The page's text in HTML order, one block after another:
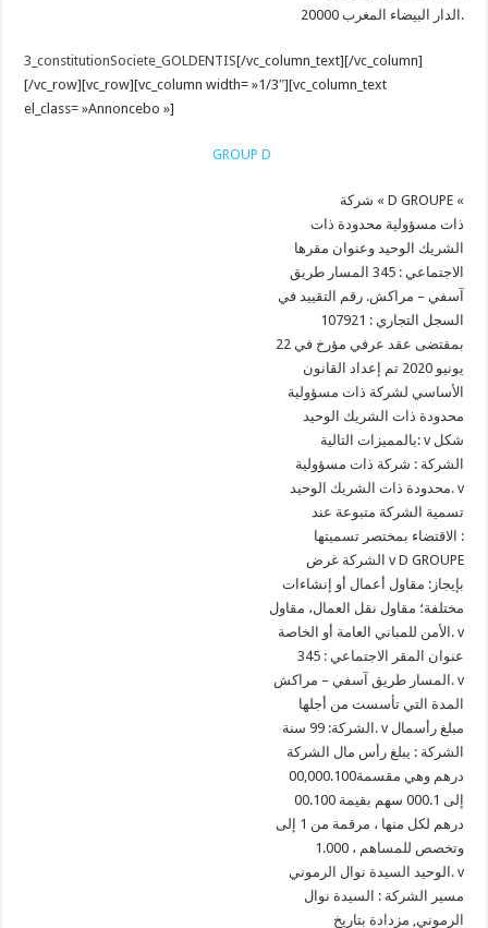
20000 الدار البيضاء المغرب.
3_constitutionSociete_GOLDENTIS[/vc_column_text][/vc_column]
[/vc_row][vc_row][vc_column width= »1/3″][vc_column_text
el_class= »Annoncebo »]
GROUP D
شركة « D GROUPE «
ذات مسؤولية محدودة ذات
الشريك الوحيد وعنوان مقرها
الاجتماعي : 345 المسار طريق
آسفي – مراكش. رقم التقييد في
السجل التجاري : 107921
بمقتضى عقد عرفي مؤرخ في 22
يونيو 2020 تم إعداد القانون
الأساسي لشركة ذات مسؤولية
محدودة ذات الشريك الوحيد
بالمميزات التالية: v شكل
الشركة : شركة ذات مسؤولية
محدودة ذات الشريك الوحيد. v
تسمية الشركة متبوعة عند
الاقتضاء بمختصر تسميتها :
الشركة غرض v D GROUPE
بإيجاز: مقاول أعمال أو إنشاءات
مختلفة؛ مقاول نقل العمال، مقاول
الأمن للمباني العامة أو الخاصة. v
عنوان المقر الاجتماعي : 345
المسار طريق آسفي – مراكش. v
المدة التي تأسست من أجلها
الشركة: 99 سنة. v مبلغ رأسمال
الشركة : يبلغ رأس مال الشركة
00,000.100درهم وهي مقسمة
إلى 000.1 سهم بقيمة 00.100
درهم لكل منها ، مرقمة من 1 إلى
1.000 ، وتخصص للمساهم
الوحيد السيدة نوال الرموني. v
مسير الشركة : السيدة نوال
الرموني, مزدادة بتاريخ